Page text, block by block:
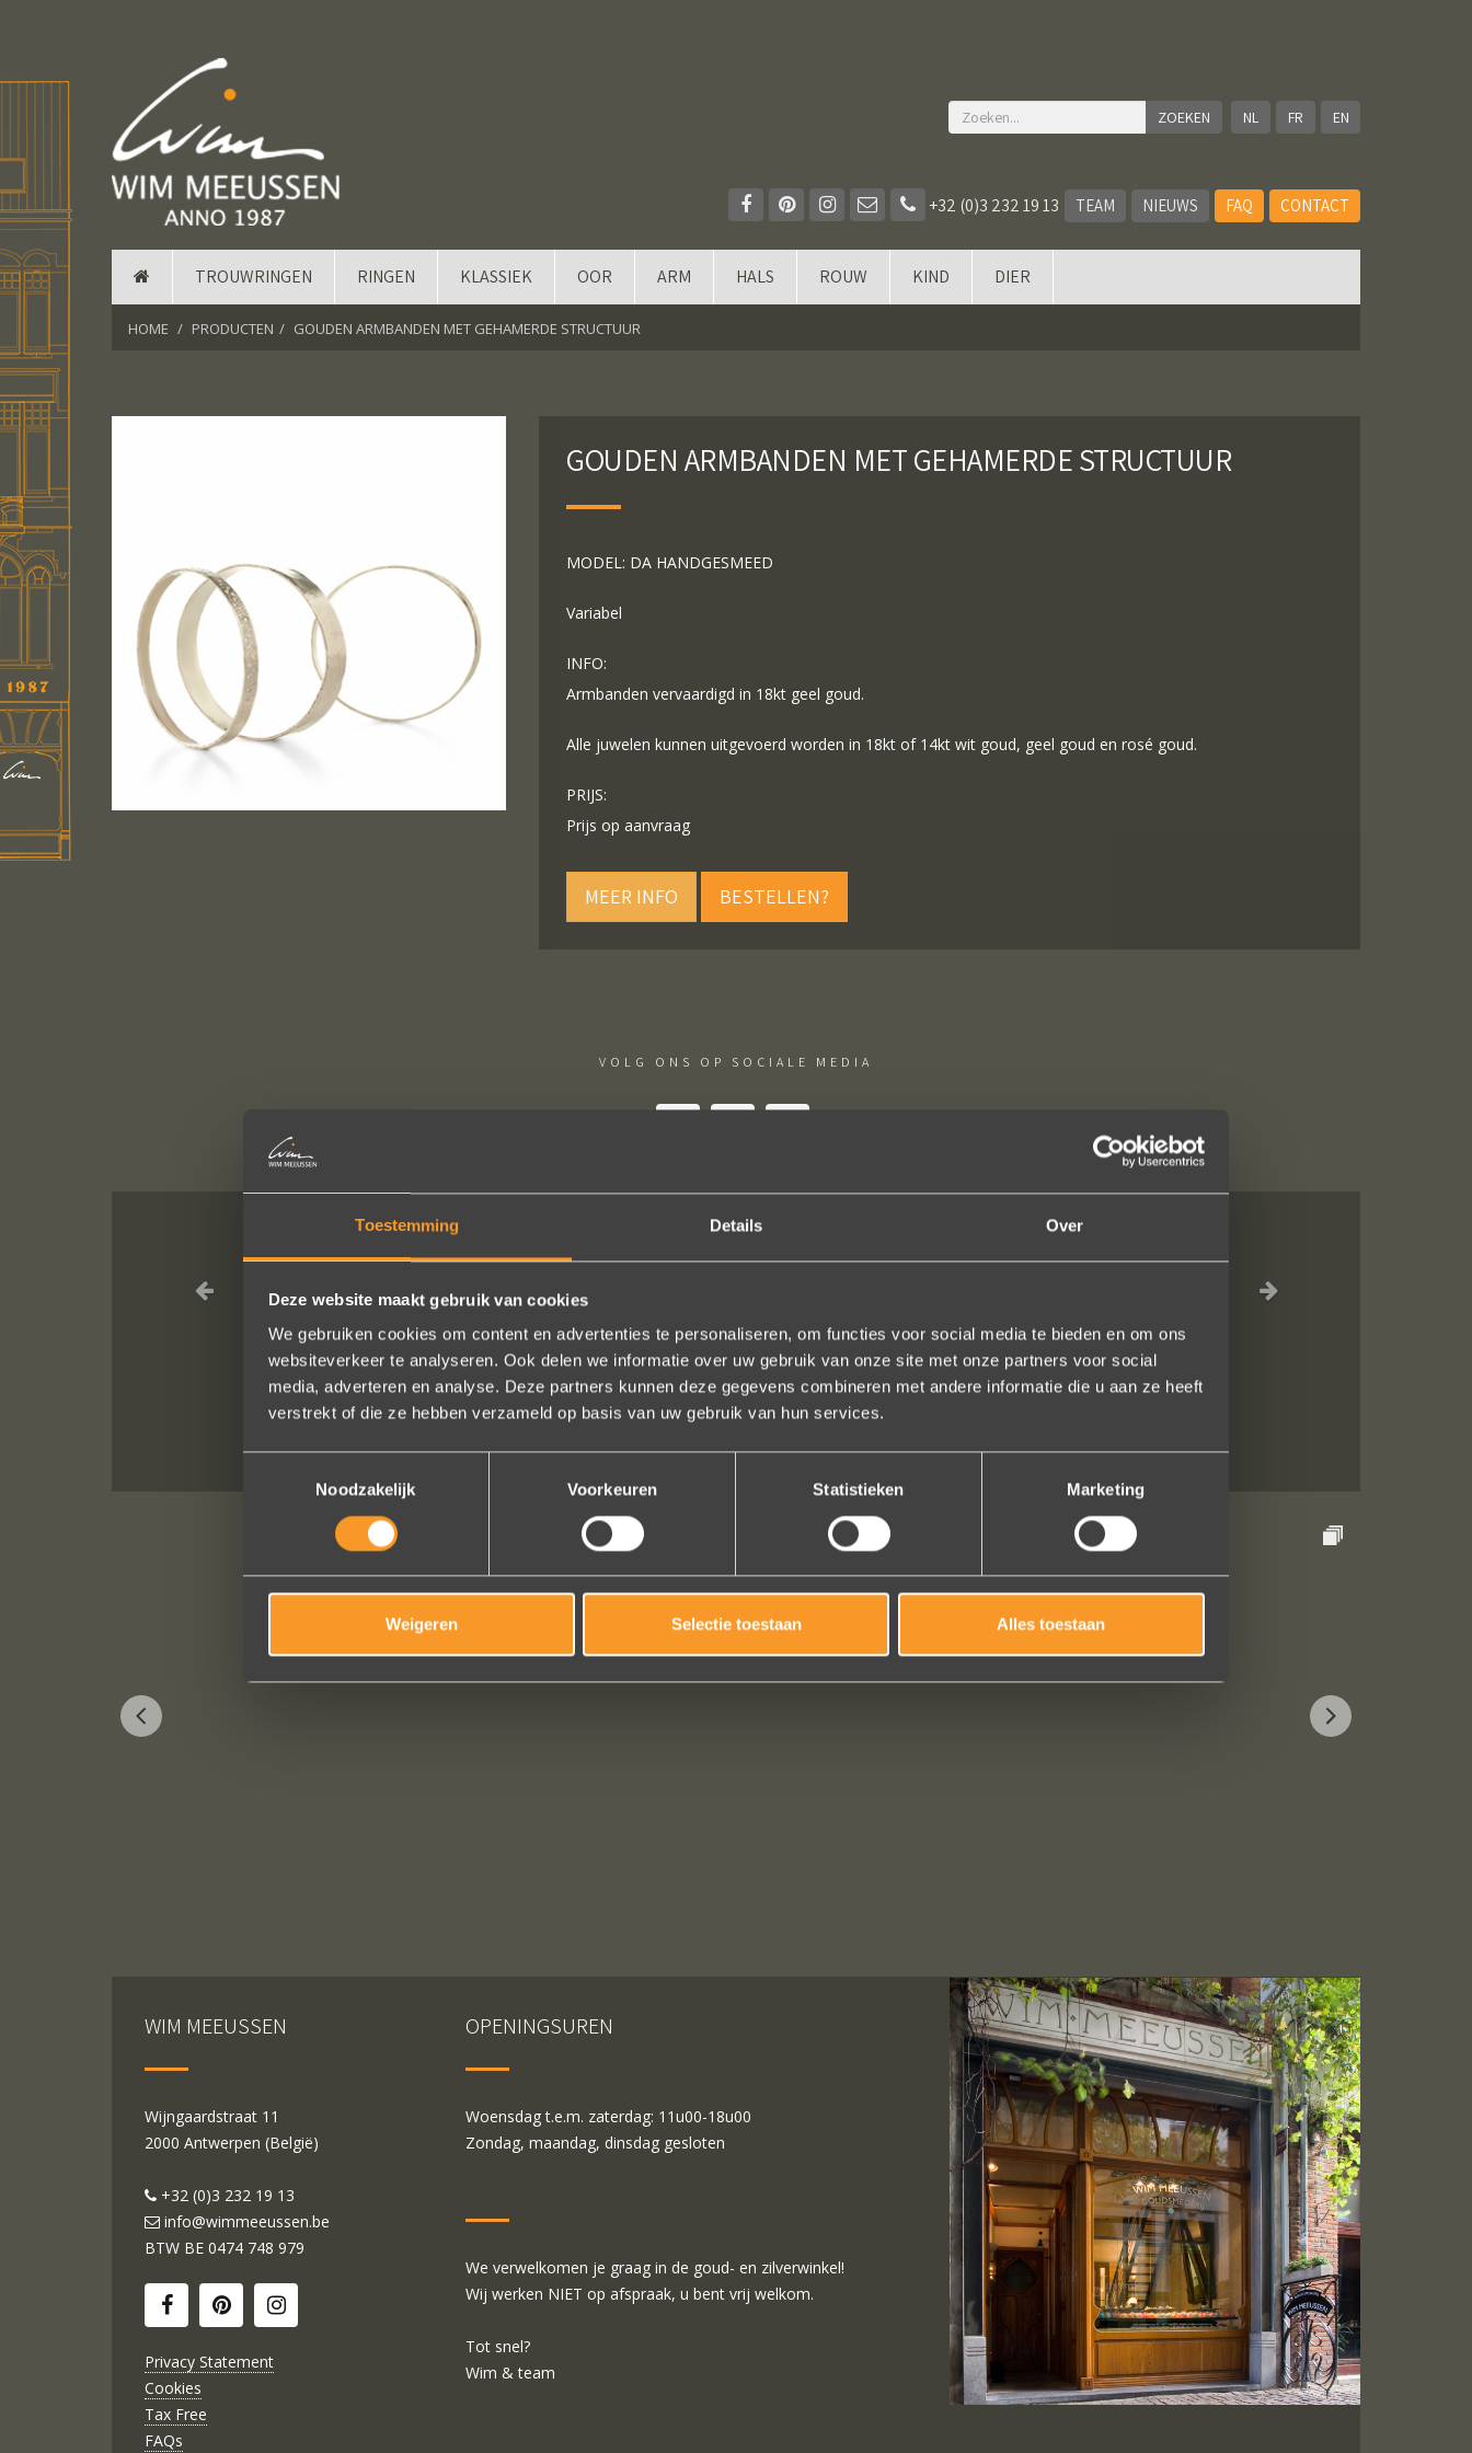
Toestemming Details Over
Deze website maakt gebruik van cookies
We gebruiken cookies om content en advertenties te personaliseren, om functies voor social media te bieden en om ons
websiteverkeer te analyseren. Ook delen we informatie over uw gebruik van onze site met onze partners voor social
media, adverteren en analyse. Deze partners kunnen deze gegevens combineren met andere informatie die u aan ze heeft
verstrekt of die ze hebben verzameld op basis van uw gebruik van hun services.
Noodzakelijk
Voorkeuren Statistieken Marketing
Weigeren Selectie toestaan Alles toestaan
NL FR EN
+32 (0)3 232 19 13 TEAM NIEUWS FAQ CONTACT
TROUWRINGEN RINGEN KLASSIEK OOR ARM HALS ROUW KIND DIER
HOME PRODUCTEN GOUDEN ARMBANDEN MET GEHAMERDE STRUCTUUR
GOUDEN ARMBANDEN MET GEHAMERDE STRUCTUUR
MODEL: DA HANDGESMEED
Variabel
INFO:
Armbanden vervaardigd in 18kt geel goud.
Alle juwelen kunnen uitgevoerd worden in 18kt of 14kt wit goud, geel goud en rosé goud.
PRIJS:
Prijs op aanvraag
MEER INFO BESTELLEN?
VOLG ONS OP SOCIALE MEDIA
Wat een vakmanschap! De sierraden zijn gewoon prachtig en subtiel tegelijk. Héél veel waar voor je
geld. In het echt zijn ze eigenlijk mooier dan op de foto's.
We bestelden online, maar er wordt contact met je onderhouden alsof je in de winkel staat.
Het is eigenlijk een feestje om bij Wim Meeusen sierraden aan te schaffen!
Erik Koopmans
WIM MEEUSSEN
Wijngaardstraat 11
2000 Antwerpen (België)
+32 (0)3 232 19 13
info@wimmeeussen.be
BTW BE 0474 748 979
Privacy Statement
Cookies
Tax Free
FAQs
OPENINGSUREN
Woensdag t.e.m. zaterdag: 11u00-18u00
Zondag, maandag, dinsdag gesloten
We verwelkomen je graag in de goud- en zilverwinkel!
Wij werken NIET op afspraak, u bent vrij welkom.
Tot snel?
Wim & team